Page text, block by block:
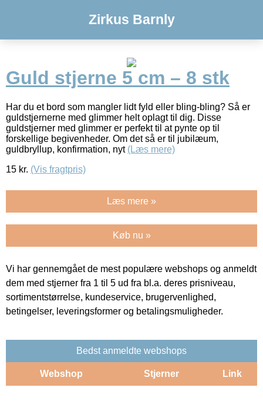
Zirkus Barnly
Guld stjerne 5 cm – 8 stk
Har du et bord som mangler lidt fyld eller bling-bling? Så er
guldstjernerne med glimmer helt oplagt til dig. Disse
guldstjerner med glimmer er perfekt til at pynte op til
forskellige begivenheder. Om det så er til jubilæum,
guldbryllup, konfirmation, nyt (Læs mere)
15 kr. (Vis fragtpris)
Læs mere »
Køb nu »
Vi har gennemgået de mest populære webshops og anmeldt
dem med stjerner fra 1 til 5 ud fra bl.a. deres prisniveau,
sortimentstørrelse, kundeservice, brugervenlighed,
betingelser, leveringsformer og betalingsmuligheder.
Bedst anmeldte webshops
Webshop Stjerner Link